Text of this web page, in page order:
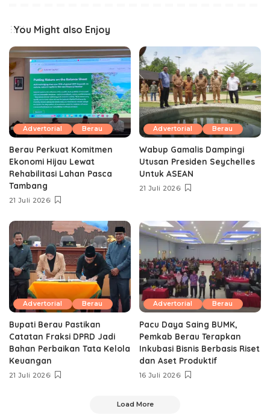
You Might also Enjoy
Advertorial Berau
Berau Perkuat Komitmen
Ekonomi Hijau Lewat
Rehabilitasi Lahan Pasca
Tambang
21 Juli 2026
Advertorial Berau
Wabup Gamalis Dampingi
Utusan Presiden Seychelles
Untuk ASEAN
21 Juli 2026
Advertorial Berau
Bupati Berau Pastikan
Catatan Fraksi DPRD Jadi
Bahan Perbaikan Tata Kelola
Keuangan
21 Juli 2026
Advertorial Berau
Pacu Daya Saing BUMK,
Pemkab Berau Terapkan
Inkubasi Bisnis Berbasis Riset
dan Aset Produktif ‎
16 Juli 2026
Load More